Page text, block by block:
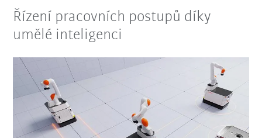
Řízení pracovních postupů díky
umělé inteligenci